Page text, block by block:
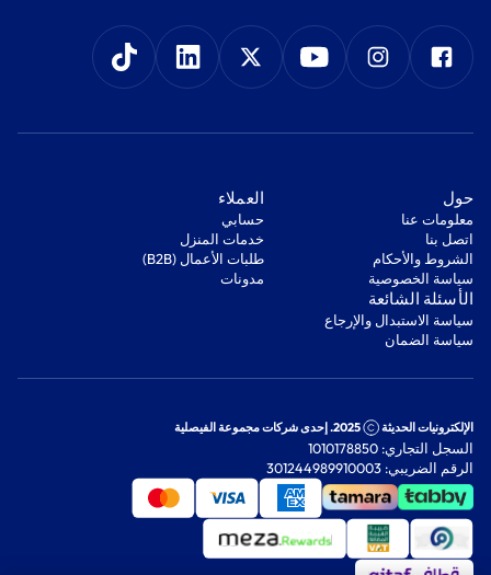
‫حول‬
معلومات عنا
اتصل بنا
‫الشروط والأحكام‬
‫سياسة الخصوصية‬
‫العملاء‬
‫حسابي‬
‫خدمات المنزل‬
‫طلبات الأعمال (B2B)‬
مدونات
‫الأسئلة الشائعة‬
‫سياسة الاستبدال والإرجاع‬
‫سياسة الضمان‬
الإلكترونيات الحديثة 2025. إحدى شركات مجموعة الفيصلية
السجل التجاري: 1010178850
الرقم الضريبي: 301244989910003